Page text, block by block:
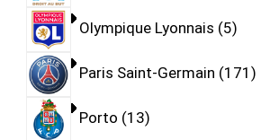
Olympique Lyonnais 5
Paris Saint-Germain 171
Porto 13